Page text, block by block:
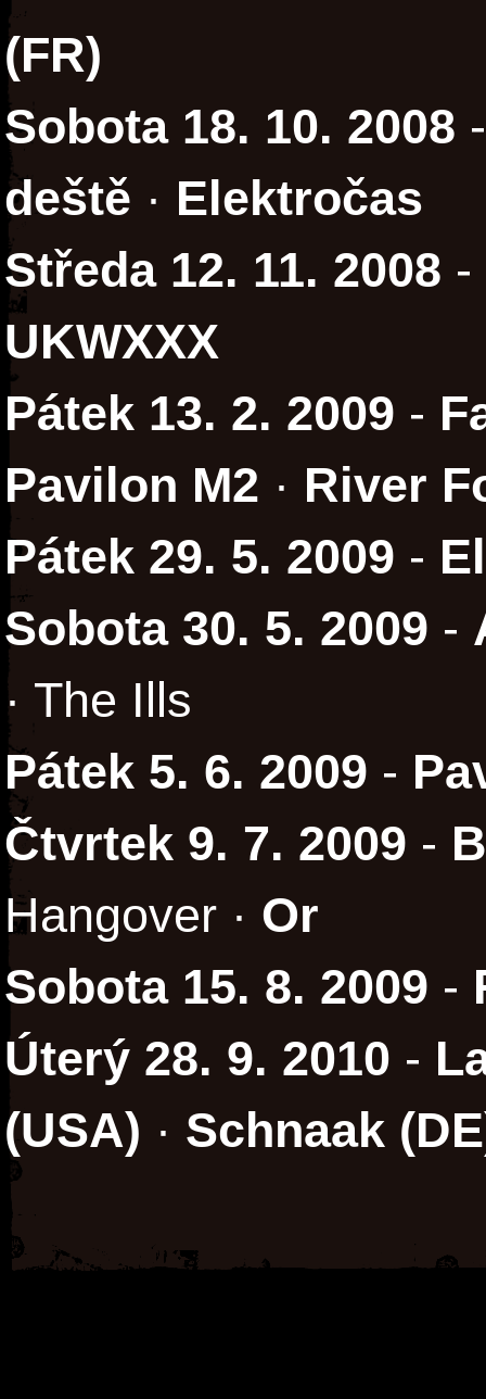
(FR)
Sobota 18. 10. 2008
deště · Elektročas
Středa 12. 11. 2008 -
UKWXXX
Pátek 13. 2. 2009 -
Pavilon M2 · River
Pátek 29. 5. 2009 -
Sobota 30. 5. 2009 -
· The Ills
Pátek 5. 6. 2009 -
Čtvrtek 9. 7. 2009 -
Hangover · Or
Sobota 15. 8. 2009 -
Úterý 28. 9. 2010 -
(USA) · Schnaak